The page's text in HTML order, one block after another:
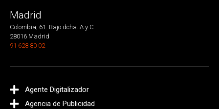
Madrid
Colombia, 61. Bajo dcha. A y C
28016 Madrid
91 628 80 02
Agente Digitalizador
Agencia de Publicidad